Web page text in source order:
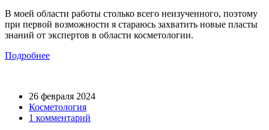
В моей области работы столько всего неизученного, поэтому
при первой возможности я стараюсь захватить новые пласты
знаний от экспертов в области косметологии.
Подробнее
26 февраля 2024
Косметология
1 комментарий